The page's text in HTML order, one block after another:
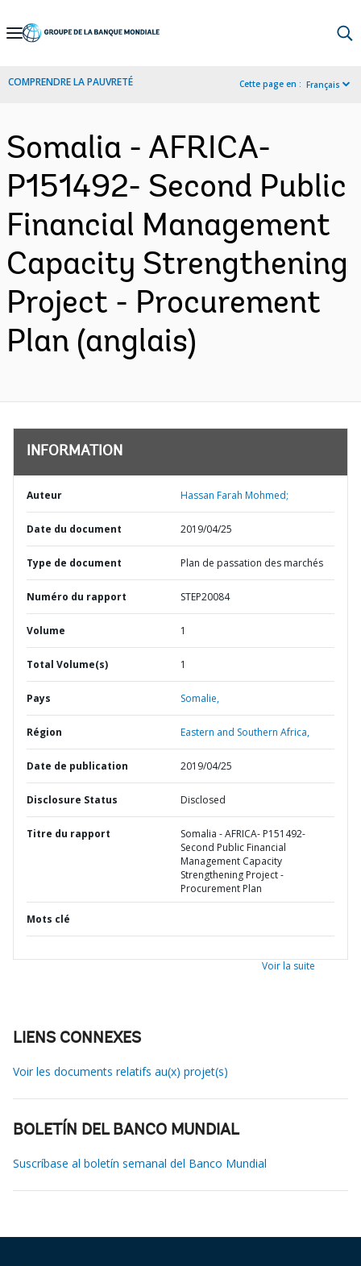
Skip
Navigation
COMPRENDRE LA PAUVRETÉ Cette page en : Français
Somalia - AFRICA-
P151492- Second Public
Financial Management
Capacity Strengthening
Project - Procurement
Plan (anglais)
INFORMATION
Auteur Hassan Farah Mohmed;
Date du document 2019/04/25
Type de document Plan de passation des marchés
Numéro du rapport STEP20084
Volume 1
Total Volume(s) 1
Pays Somalie,
Région Eastern and Southern Africa,
Date de publication 2019/04/25
Disclosure Status Disclosed
Titre du rapport
Somalia - AFRICA- P151492-
Second Public Financial
Management Capacity
Strengthening Project -
Procurement Plan
Mots clé
Voir la suite
LIENS CONNEXES
Voir les documents relatifs au(x) projet(s)
BOLETÍN DEL BANCO MUNDIAL
Suscríbase al boletín semanal del Banco Mundial